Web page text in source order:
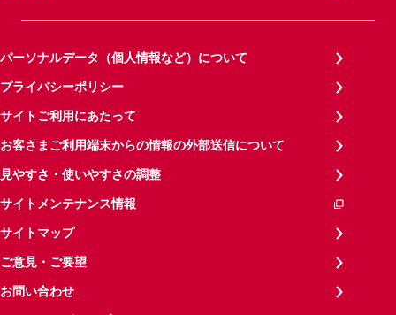
パーソナルデータ（個人情報など）について
プライバシーポリシー
サイトご利用にあたって
お客さまご利用端末からの情報の外部送信について
見やすさ・使いやすさの調整
サイトメンテナンス情報
サイトマップ
ご意見・ご要望
お問い合わせ